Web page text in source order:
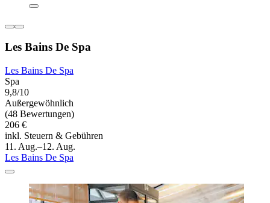
Les Bains De Spa
Les Bains De Spa
Spa
9,8/10
Außergewöhnlich
(48 Bewertungen)
206 €
inkl. Steuern & Gebühren
11. Aug.–12. Aug.
Les Bains De Spa